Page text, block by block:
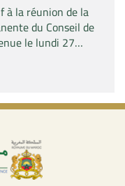
à la réunion de la
du Conseil de
le lundi 27